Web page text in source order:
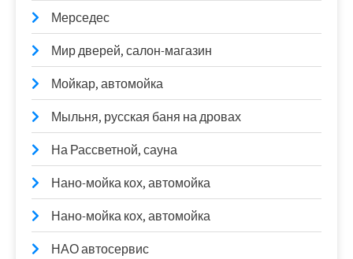
Мерседес
Мир дверей, салон-магазин
Мойкар, автомойка
Мыльня, русская баня на дровах
На Рассветной, сауна
Нано-мойка кох, автомойка
Нано-мойка кох, автомойка
НАО автосервис